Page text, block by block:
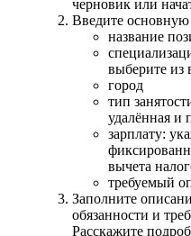
черновик или
Введите
название
выберите из
город
тип
удалённая и
зарплату:
вычета
требуемый
Заполните
обязанности и
Расскажите